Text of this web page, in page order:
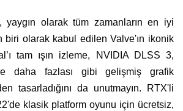
yaygın olarak tüm zamanların en iyi
biri olarak kabul edilen Valve'ın ikonik
tam ışın izleme, NVIDIA DLSS 3,
daha fazlası gibi gelişmiş grafik
tasarladığını da unutmayın. RTX'li
klasik platform oyunu için ücretsiz,